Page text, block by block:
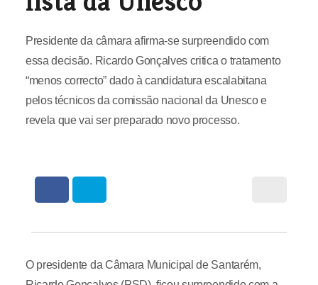
Presidente da câmara afirma-se surpreendido com
essa decisão. Ricardo Gonçalves critica o tratamento
“menos correcto” dado à candidatura escalabitana
pelos técnicos da comissão nacional da Unesco e
revela que vai ser preparado novo processo.
O presidente da Câmara Municipal de Santarém,